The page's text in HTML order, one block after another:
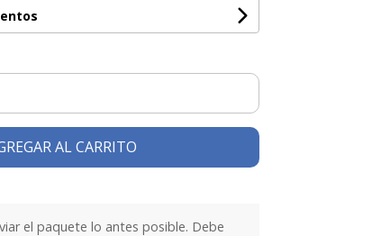
AL CARRITO
el paquete lo antes posible. Debe